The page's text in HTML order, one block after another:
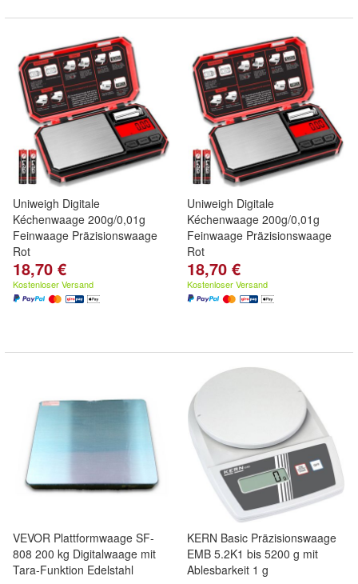
Uniweigh Digitale
Kéchenwaage 200g/0,01g
Feinwaage Präzisionswaage
Rot
18,70 €
Kostenloser Versand
Uniweigh Digitale
Kéchenwaage 200g/0,01g
Feinwaage Präzisionswaage
Rot
18,70 €
Kostenloser Versand
VEVOR Plattformwaage SF-
808 200 kg Digitalwaage mit
Tara-Funktion Edelstahl
KERN Basic Präzisionswaage
EMB 5.2K1 bis 5200 g mit
Ablesbarkeit 1 g